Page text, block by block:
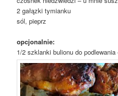
2 gałązki tymianku
sól, pieprz
opcjonalnie:
1/2 szklanki bulionu do